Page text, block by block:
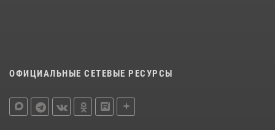
ОФИЦИАЛЬНЫЕ СЕТЕВЫЕ РЕСУРСЫ